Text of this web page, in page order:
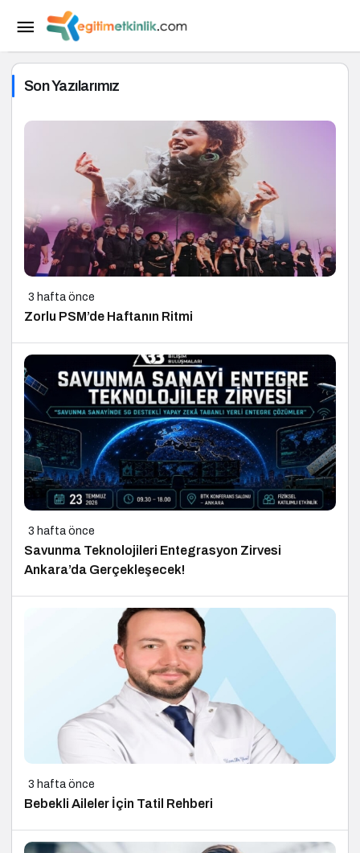
Son Yazılarımız
3 hafta önce
Zorlu PSM’de Haftanın Ritmi
3 hafta önce
Savunma Teknolojileri Entegrasyon Zirvesi
Ankara’da Gerçekleşecek!
3 hafta önce
Bebekli Aileler İçin Tatil Rehberi